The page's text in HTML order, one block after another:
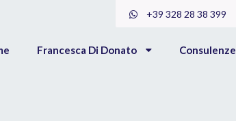
+39 328 28 38 399
Francesca Di Donato Consulenze